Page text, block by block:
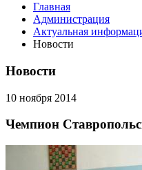
Главная
Администрация
Актуальная
Новости
Новости
10 ноября 2014
Чемпион